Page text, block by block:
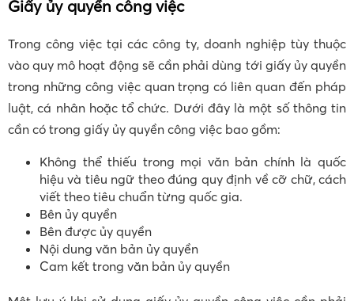
Giấy ủy quyền công việc
Trong công việc tại các công ty, doanh nghiệp tùy thuộc
vào quy mô hoạt động sẽ cần phải dùng tới giấy ủy quyền
trong những công việc quan trọng có liên quan đến pháp
luật, cá nhân hoặc tổ chức. Dưới đây là một số thông tin
cần có trong giấy ủy quyền công việc bao gồm:
Không thể thiếu trong mọi văn bản chính là quốc
hiệu và tiêu ngữ theo đúng quy định về cỡ chữ, cách
viết theo tiêu chuẩn từng quốc gia.
Bên ủy quyền
Bên được ủy quyền
Nội dung văn bản ủy quyền
Cam kết trong văn bản ủy quyền